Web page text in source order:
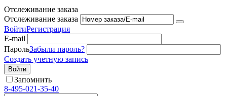
Отслеживание заказа
Отслеживание заказа
ВойтиРегистрация
E-mail
ПарольЗабыли пароль?
Создать учетную запись
Войти
Запомнить
8-495-021-35-40